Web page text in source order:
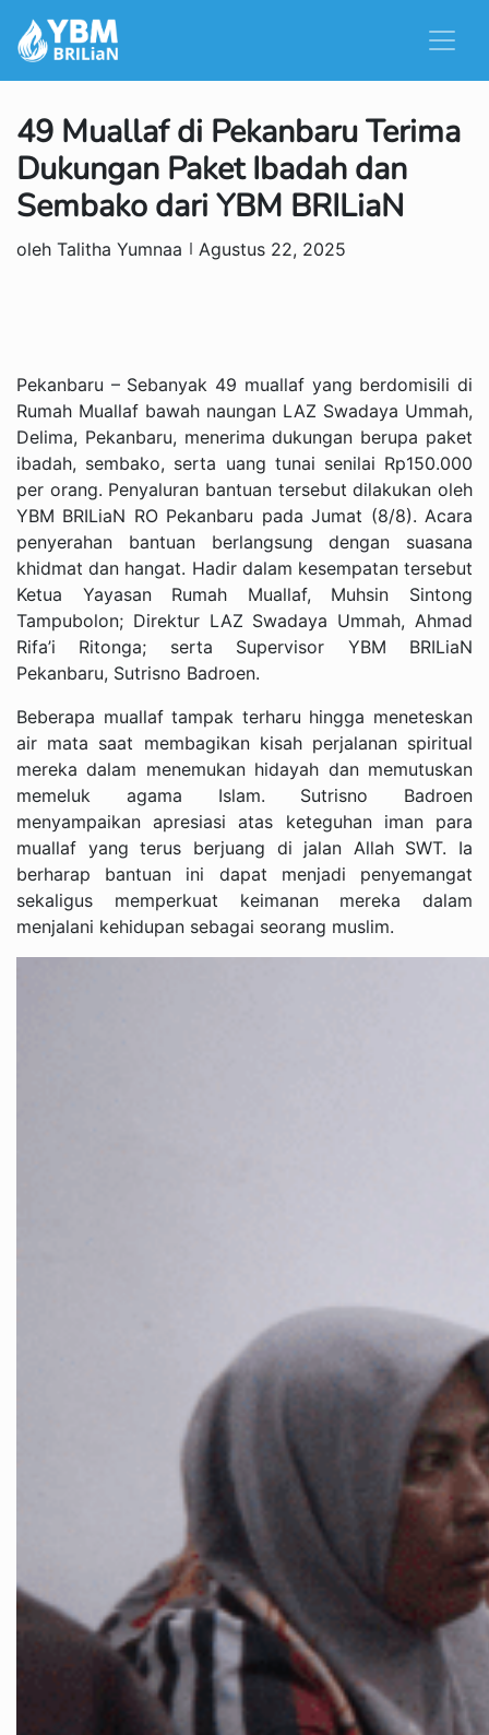
49 Muallaf di Pekanbaru Terima
Dukungan Paket Ibadah dan
Sembako dari YBM BRILiaN
oleh Talitha Yumnaa Agustus 22, 2025
Pekanbaru – Sebanyak 49 muallaf yang berdomisili di
Rumah Muallaf bawah naungan LAZ Swadaya Ummah,
Delima, Pekanbaru, menerima dukungan berupa paket
ibadah, sembako, serta uang tunai senilai Rp150.000
per orang. Penyaluran bantuan tersebut dilakukan oleh
YBM BRILiaN RO Pekanbaru pada Jumat (8/8). Acara
penyerahan bantuan berlangsung dengan suasana
khidmat dan hangat. Hadir dalam kesempatan tersebut
Ketua Yayasan Rumah Muallaf, Muhsin Sintong
Tampubolon; Direktur LAZ Swadaya Ummah, Ahmad
Rifa’i Ritonga; serta Supervisor YBM BRILiaN
Pekanbaru, Sutrisno Badroen.
Beberapa muallaf tampak terharu hingga meneteskan
air mata saat membagikan kisah perjalanan spiritual
mereka dalam menemukan hidayah dan memutuskan
memeluk agama Islam. Sutrisno Badroen
menyampaikan apresiasi atas keteguhan iman para
muallaf yang terus berjuang di jalan Allah SWT. Ia
berharap bantuan ini dapat menjadi penyemangat
sekaligus memperkuat keimanan mereka dalam
menjalani kehidupan sebagai seorang muslim.